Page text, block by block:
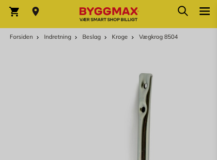
Indkøbskurv Søg
Forsiden Indretning Beslag Kroge Vægkrog 8504